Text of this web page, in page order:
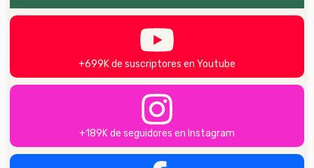
+699K de suscriptores en Youtube
+189K de seguidores en Instagram